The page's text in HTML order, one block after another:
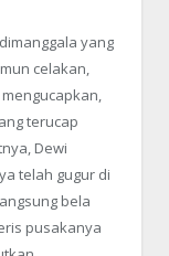
yang
celakan,
terucap
Dewi
telah gugur di
bela
pusakanya